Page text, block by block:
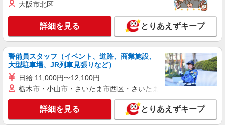
株式会社アスカ 東京支店（jb630436）
認定保育室の保育士
月給 229,000円 〜 309,500円 ※給与幅は経
験・能力により考慮 賞与あり 交通費あり／全額支
給 基本給：173,000円〜234,000円 処遇改善１手
当：25,000円〜25,000円 技能・経験手当：2,500
円〜20,000円 処遇改善３手当：9,000円〜11,000
円 キャリアＵＰ手当：19,500円〜19,500円
■Jキッズルミネ北千住保育園（認定保育室）
東京都足立区千住旭町422ルミネ北千住駐車場棟5
キープ 詳細を見る
大阪市北区
詳細を見る とりあえずキープ
警備員スタッフ（イベント、道路、商業施設、
大型駐車場、JR列車見張りなど）
日給 11,000円〜12,100円
栃木市・小山市・さいたま市西区・さいたま市岩槻区・久喜市・
詳細を見る とりあえずキープ